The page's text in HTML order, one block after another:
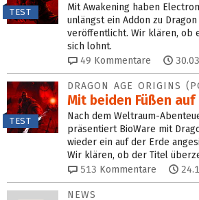
TEST
Mit Awakening haben
unlängst ein Addon zu Dragon
veröffentlicht. Wir klären, ob
sich lohnt.
49 Kommentare
TEST
DRAGON AGE ORIGINS
Mit beiden Füßen auf
Nach dem Weltraum-
präsentiert BioWare mit
wieder ein auf der Erde
Wir klären, ob der Titel
513 Kommentare
NEWS